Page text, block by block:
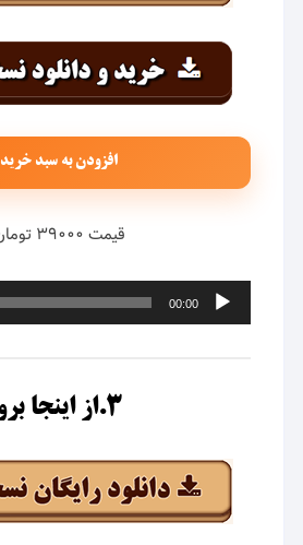
افزودن به سبد خرید
قیمت ۳۹۰۰۰ تومان
پخش‌کننده
صوت
00:00
۳.از اینجا برو